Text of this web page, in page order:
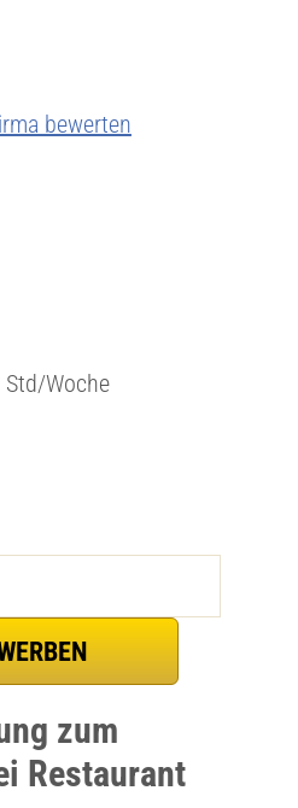
bewerten
Std/Woche
zum
Restaurant